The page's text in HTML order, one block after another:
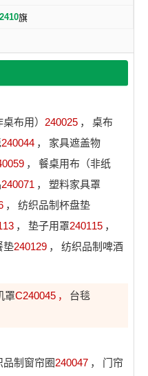
2410旗
布用） 240025 ，
桌布
240044 ，
家具遮盖物
，
餐桌用布（非纸
240071 ，
塑料家具罩
，
纺织品制杯盘垫
， 垫子用罩240115 ，
垫240129 ，
纺织品制啤酒
罩C240045 ，
台毯
品制窗帘圈240047 ，
门帘